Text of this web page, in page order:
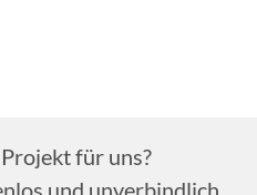
für uns?
und unverbindlich